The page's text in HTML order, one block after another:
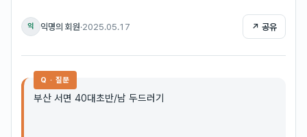
익 익명의 회원·2025.05.17 ↗ 공유
Q · 질문
부산 서면 40대초반/남 두드러기